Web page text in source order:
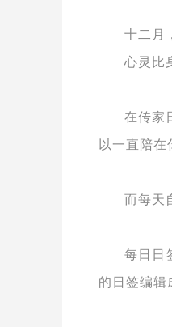
十二月
心灵比
在传家
以一直陪在
而每天
每日日
的日签编辑